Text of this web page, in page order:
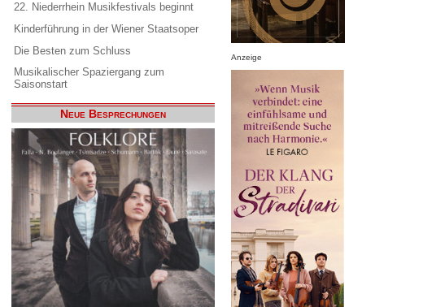
22. Niederrhein Musikfestivals beginnt
Kinderführung in der Wiener Staatsoper
Die Besten zum Schluss
Musikalischer Spaziergang zum
Saisonstart
Neue Besprechungen
Anzeige